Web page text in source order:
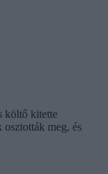
költő kitette
osztották meg, és